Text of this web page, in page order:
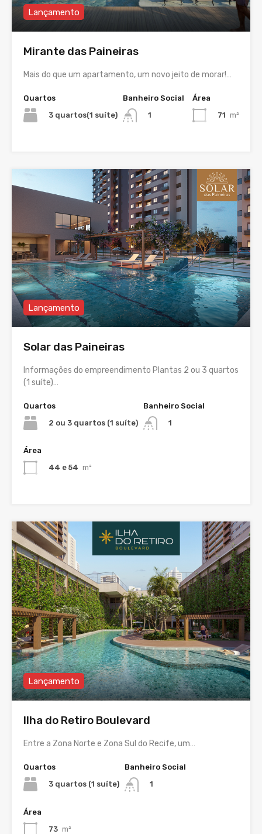
Lançamento
Mirante das Paineiras
Mais do que um apartamento, um novo jeito de morar!…
Quartos
3 quartos(1 suíte)
Banheiro Social
1
Área
71 m²
Lançamento
Solar das Paineiras
Informações do empreendimento Plantas 2 ou 3 quartos
(1 suíte)…
Quartos
2 ou 3 quartos (1 suíte)
Banheiro Social
1
Área
44 e 54 m²
Lançamento
Ilha do Retiro Boulevard
Entre a Zona Norte e Zona Sul do Recife, um…
Quartos
3 quartos (1 suíte)
Banheiro Social
1
Área
73 m²